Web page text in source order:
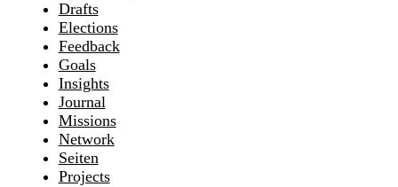
Drafts
Elections
Feedback
Goals
Insights
Journal
Missions
Network
Seiten
Projects